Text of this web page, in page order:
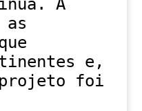
A
as
e,
projeto foi